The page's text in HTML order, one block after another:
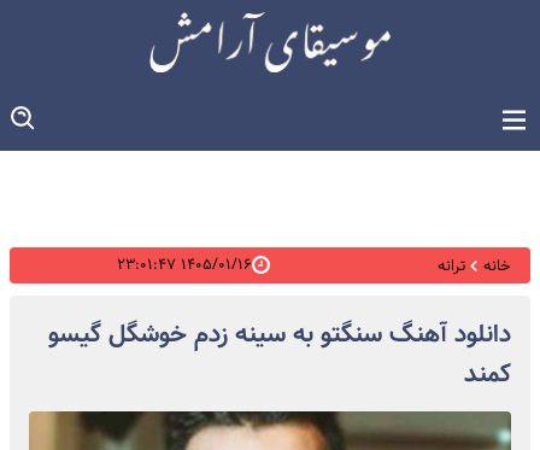
خانه ترانه ۱۴۰۵/۰۱/۱۶ ۲۳:۰۱:۴۷
دانلود آهنگ سنگتو به سینه زدم خوشگل گیسو
کمند